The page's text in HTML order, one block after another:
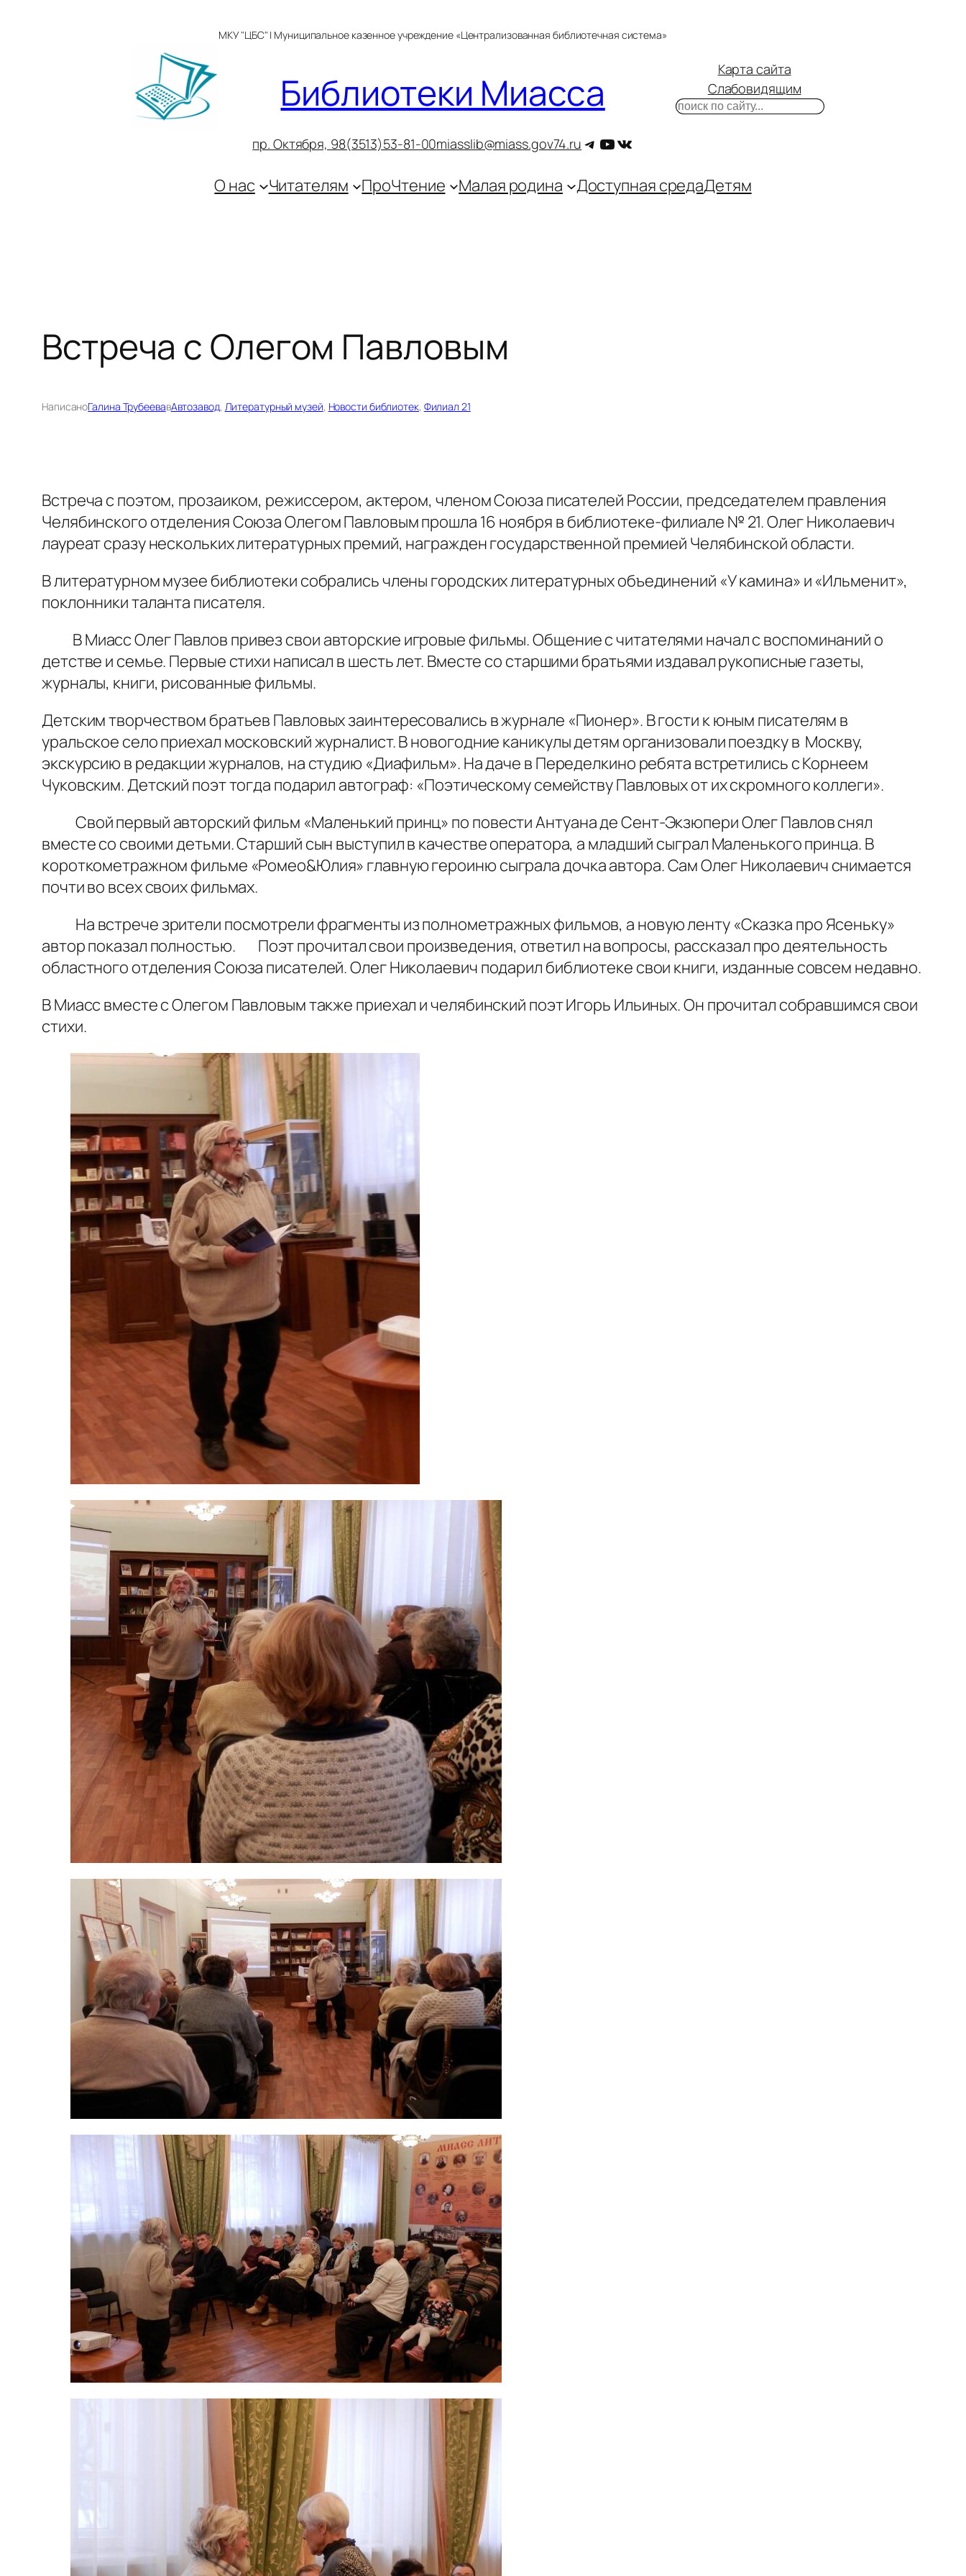
МКУ "ЦБС" | Муниципальное казенное учреждение «Централизованная библиотечная система»
Библиотеки Миасса
пр. Октября, 98(3513)53-81-00miasslib@miass.gov74.ru Telegram
YouTube
ВКонтакте
Карта сайта
Слабовидящим
Поиск
О нас Читателям ПроЧтение Малая родина Доступная средаДетям
Встреча с Олегом Павловым
НаписаноГалина ТрубеевавАвтозавод, Литературный музей, Новости библиотек, Филиал 21
Встреча с поэтом, прозаиком, режиссером, актером, членом Союза писателей России, председателем правления
Челябинского отделения Союза Олегом Павловым прошла 16 ноября в библиотеке-филиале № 21. Олег Николаевич
лауреат сразу нескольких литературных премий, награжден государственной премией Челябинской области.
В литературном музее библиотеки собрались члены городских литературных объединений «У камина» и «Ильменит»,
поклонники таланта писателя.
В Миасс Олег Павлов привез свои авторские игровые фильмы. Общение с читателями начал с воспоминаний о
детстве и семье. Первые стихи написал в шесть лет. Вместе со старшими братьями издавал рукописные газеты,
журналы, книги, рисованные фильмы.
Детским творчеством братьев Павловых заинтересовались в журнале «Пионер». В гости к юным писателям в
уральское село приехал московский журналист. В новогодние каникулы детям организовали поездку в Москву,
экскурсию в редакции журналов, на студию «Диафильм». На даче в Переделкино ребята встретились с Корнеем
Чуковским. Детский поэт тогда подарил автограф: «Поэтическому семейству Павловых от их скромного коллеги».
Свой первый авторский фильм «Маленький принц» по повести Антуана де Сент-Экзюпери Олег Павлов снял
вместе со своими детьми. Старший сын выступил в качестве оператора, а младший сыграл Маленького принца. В
короткометражном фильме «Ромео&Юлия» главную героиню сыграла дочка автора. Сам Олег Николаевич снимается
почти во всех своих фильмах.
На встрече зрители посмотрели фрагменты из полнометражных фильмов, а новую ленту «Сказка про Ясеньку»
автор показал полностью. Поэт прочитал свои произведения, ответил на вопросы, рассказал про деятельность
областного отделения Союза писателей. Олег Николаевич подарил библиотеке свои книги, изданные совсем недавно.
В Миасс вместе с Олегом Павловым также приехал и челябинский поэт Игорь Ильиных. Он прочитал собравшимся свои
стихи.